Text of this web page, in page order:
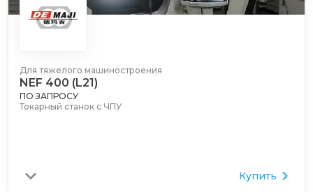
Для тяжелого машиностроения
NEF 400 (L21)
ПО ЗАПРОСУ
Токарный станок с ЧПУ
Купить